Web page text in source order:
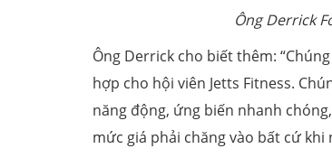
Ông Derrick
Ông Derrick cho biết thêm:
hợp cho hội viên Jetts Fitness.
năng động, ứng biến nhanh
mức giá phải chăng vào bất cứ khi